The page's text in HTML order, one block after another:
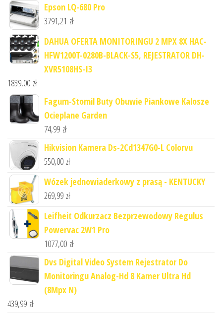
Epson LQ-680 Pro
3791,21 zł
DAHUA OFERTA MONITORINGU 2 MPX 8X HAC-
HFW1200T-0280B-BLACK-S5, REJESTRATOR DH-
XVR5108HS-I3
1839,00 zł
Fagum-Stomil Buty Obuwie Piankowe Kalosze
Ocieplane Garden
74,99 zł
Hikvision Kamera Ds-2Cd1347G0-L Colorvu
550,00 zł
Wózek jednowiaderkowy z prasą - KENTUCKY
269,99 zł
Leifheit Odkurzacz Bezprzewodowy Regulus
Powervac 2W1 Pro
1077,00 zł
Dvs Digital Video System Rejestrator Do
Monitoringu Analog-Hd 8 Kamer Ultra Hd
(8Mpx N)
439,99 zł